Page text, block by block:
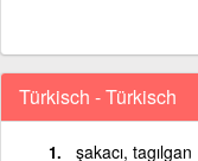
Türkisch - Türkisch
şakacı, tagılgan